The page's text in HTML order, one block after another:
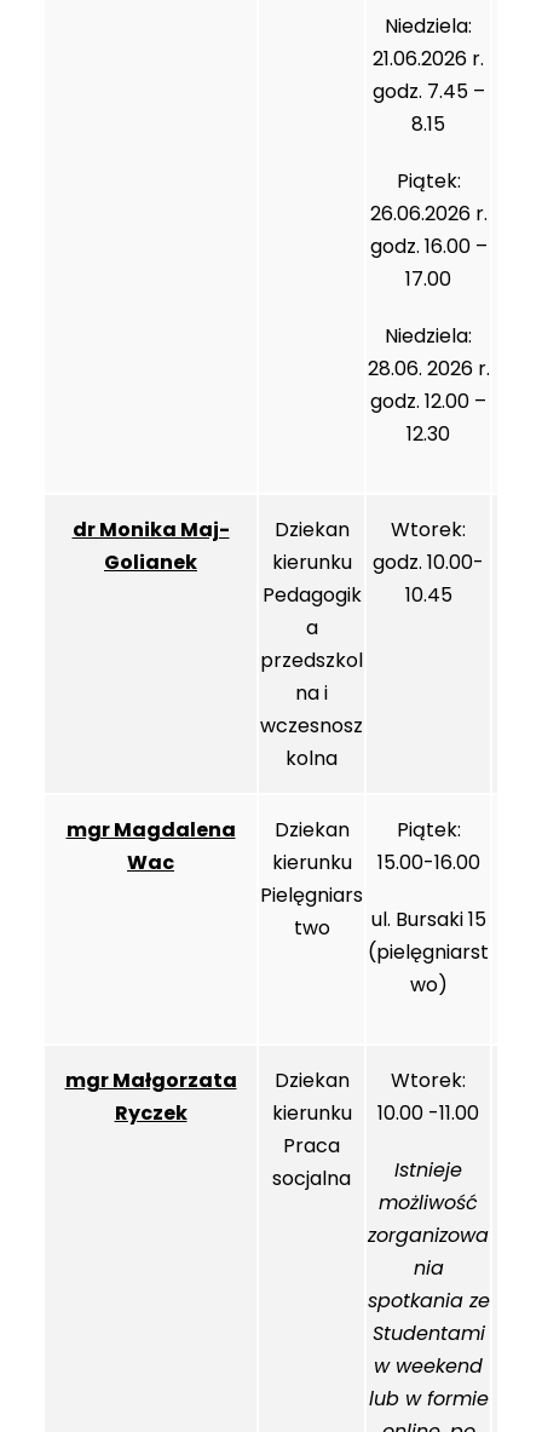
Niedziela:
21.06.2026 r.
godz. 7.45 –
8.15
Piątek:
26.06.2026 r.
godz. 16.00 –
17.00
Niedziela:
28.06. 2026 r.
godz. 12.00 –
12.30
dr Monika Maj-
Golianek
Dziekan
kierunku
Pedagogik
a
przedszkol
na i
wczesnosz
kolna
Wtorek:
godz. 10.00-
10.45
mgr Magdalena
Wac
Dziekan
kierunku
Pielęgniars
two
Piątek:
15.00-16.00
ul. Bursaki 15
(pielęgniarst
wo)
mgr Małgorzata
Ryczek
Dziekan
kierunku
Praca
socjalna
Wtorek:
10.00 -11.00
Istnieje
możliwość
zorganizowa
nia
spotkania ze
Studentami
w weekend
lub w formie